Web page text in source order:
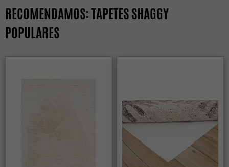
RECOMENDAMOS: TAPETES SHAGGY
POPULARES